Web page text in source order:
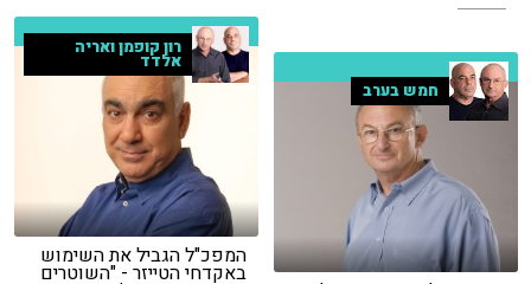
רון קופמן ואריה
אלדד
המפכ"ל הגביל את השימוש
באקדחי הטייזר - "השוטרים
חמש בערב